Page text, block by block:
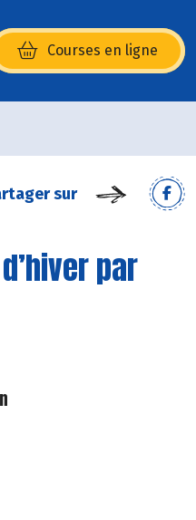
Courses en ligne
dans une nouvelle
sur
par